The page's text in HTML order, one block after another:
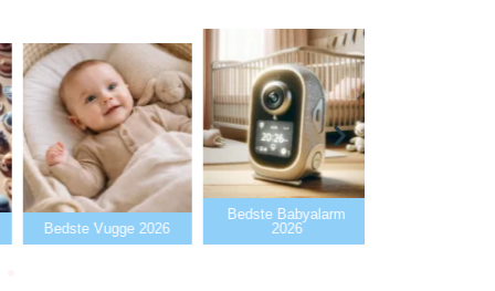
Bedste Vugge 2026
Bedste Babyalarm
2026